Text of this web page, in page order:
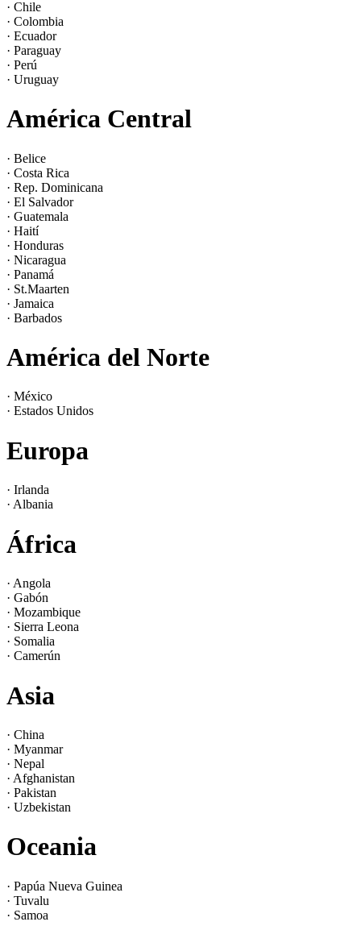
· Chile
· Colombia
· Ecuador
· Paraguay
· Perú
· Uruguay
América Central
· Belice
· Costa Rica
· Rep. Dominicana
· El Salvador
· Guatemala
· Haití
· Honduras
· Nicaragua
· Panamá
· St.Maarten
· Jamaica
· Barbados
América del Norte
· México
· Estados Unidos
Europa
· Irlanda
· Albania
África
· Angola
· Gabón
· Mozambique
· Sierra Leona
· Somalia
· Camerún
Asia
· China
· Myanmar
· Nepal
· Afghanistan
· Pakistan
· Uzbekistan
Oceania
· Papúa Nueva Guinea
· Tuvalu
· Samoa